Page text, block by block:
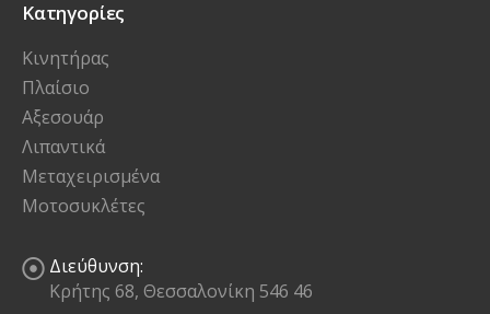
Κατηγορίες
Κινητήρας
Πλαίσιο
Αξεσουάρ
Λιπαντικά
Μεταχειρισμένα
Μοτοσυκλέτες
Διεύθυνση:
Κρήτης 68, Θεσσαλονίκη 546 46